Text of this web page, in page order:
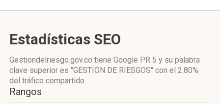
Estadísticas SEO
Gestiondelriesgo.gov.co tiene Google PR 5 y su palabra
clave superior es "GESTION DE RIESGOS" con el 2.80%
del tráfico compartido.
Rangos